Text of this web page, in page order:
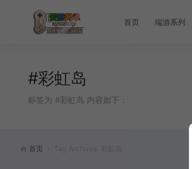
首页 端游系列
#彩虹岛
标签为 #彩虹岛 内容如下：
首页